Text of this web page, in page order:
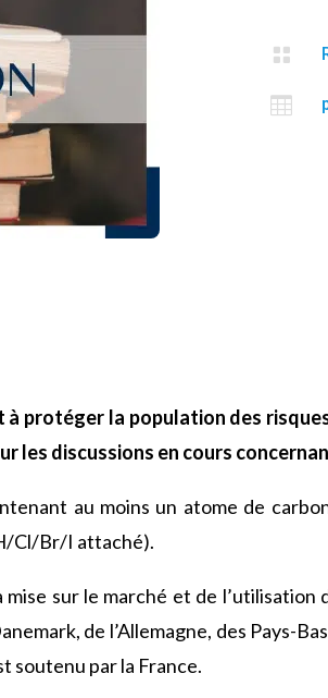


à protéger la population des
les discussions en cours
au moins un atome de
Cl/Br/I attaché).
sur le marché et de l’utilisation
de l’Allemagne, des Pays-
soutenu par la France.